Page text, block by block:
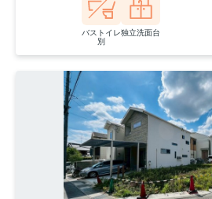
バストイレ
別
独立洗面台